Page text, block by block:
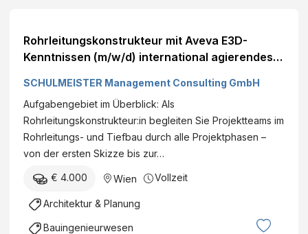
Rohrleitungskonstrukteur mit Aveva E3D-
Kenntnissen (m/w/d) international agierendes
Weiterbildungsangebote Wien Vollzeit€ +
SCHULMEISTER Management Consulting GmbH
Aufgabengebiet im Überblick: Als
Rohrleitungskonstrukteur:in begleiten Sie Projektteams im
Rohrleitungs- und Tiefbau durch alle Projektphasen –
von der ersten Skizze bis zur…
€ 4.000 Wien Vollzeit
Architektur & Planung
Bauingenieurwesen